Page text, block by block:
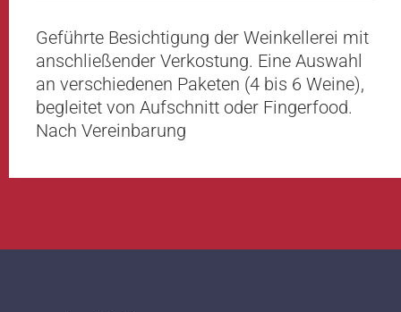
Geführte Besichtigung der Weinkellerei mit
anschließender Verkostung. Eine Auswahl
an verschiedenen Paketen (4 bis 6 Weine),
begleitet von Aufschnitt oder Fingerfood.
Nach Vereinbarung